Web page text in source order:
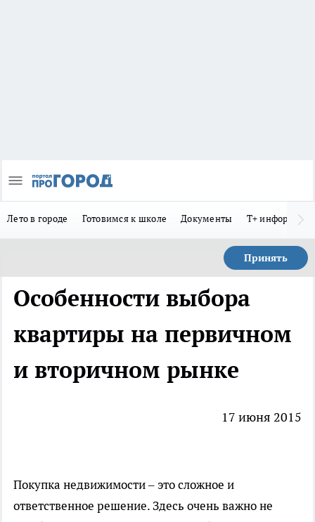
Лето в городе Готовимся к школе Документы Т+
Принять
Особенности выбора
квартиры на первичном
и вторичном рынке
17 июня 2015
Покупка недвижимости – это сложное и
ответственное решение. Здесь очень важно не